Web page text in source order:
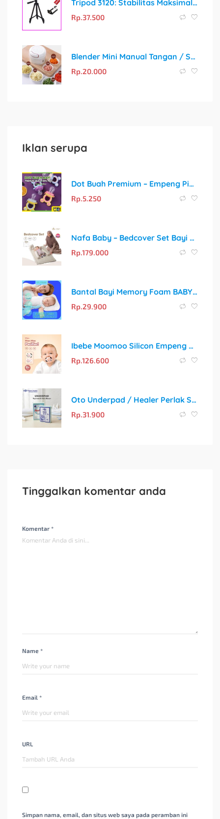
Tripod 3120: Stabilitas Maksimal untuk Kreativitas Tanpa Batas
Rp.37.500
Blender Mini Manual Tangan / Speedy Chopper 170ML
Rp.20.000
Iklan serupa
Dot Buah Premium – Empeng Pintar untuk MPASI Pertama Si Kecil
Rp.5.250
Nafa Baby – Bedcover Set Bayi Katun Premium Lengkap | Bantal, Guling & Selimut Alas Tidur Bayi Polos | Free Tas Penyimpanan
Rp.179.000
Bantal Bayi Memory Foam BABY COMFY CLASSIC – Solusi Tidur Nyaman dan Cegah Kepala Peyang
Rp.29.900
Ibebe Moomoo Silicon Empeng Bayi 0 Bln + Pacifier Anti Gigi Tonggos Orthodontic Dot Bayi Food Grade Bpa Free Empeng Bayi Pink8
Rp.126.600
Oto Underpad / Healer Perlak Sekali Pakai 60×90 cm, Isi 10 Lembar
Rp.31.900
Tinggalkan komentar anda
Komentar *
Name *
Email *
URL
Simpan nama, email, dan situs web saya pada peramban ini